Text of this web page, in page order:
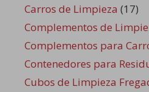
Carros de Limpieza (17)
Complementos de
Complementos para
Contenedores para
Cubos de Limpieza